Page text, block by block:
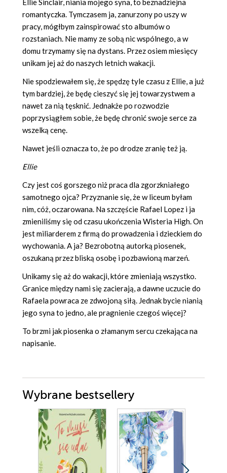
Ellie Sinclair, niania mojego syna, to beznadziejna
romantyczka. Tymczasem ja, zanurzony po uszy w
pracy, mógłbym zainspirować sto albumów o
rozstaniach. Nie mamy ze sobą nic wspólnego, a w
domu trzymamy się na dystans. Przez osiem miesięcy
unikam jej aż do naszych letnich wakacji.
Nie spodziewałem się, że spędzę tyle czasu z Ellie, a już
tym bardziej, że będę cieszyć się jej towarzystwem a
nawet za nią tęsknić. Jednakże po rozwodzie
poprzysiągłem sobie, że będę chronić swoje serce za
wszelką cenę.
Nawet jeśli oznacza to, że po drodze zranię też ją.
Ellie
Czy jest coś gorszego niż praca dla zgorzkniałego
samotnego ojca? Przyznanie się, że w liceum byłam
nim, cóż, oczarowana. Na szczęście Rafael Lopez i ja
zmieniliśmy się od czasu ukończenia Wisteria High. On
jest miliarderem z firmą do prowadzenia i dzieckiem do
wychowania. A ja? Bezrobotną autorką piosenek,
oszukaną przez bliską osobę i pozbawioną marzeń.
Unikamy się aż do wakacji, które zmieniają wszystko.
Granice między nami się zacierają, a dawne uczucie do
Rafaela powraca ze zdwojoną siłą. Jednak bycie nianią
jego syna to jedno, ale pragnienie czegoś więcej?
To brzmi jak piosenka o złamanym sercu czekająca na
napisanie.
Wybrane bestsellery